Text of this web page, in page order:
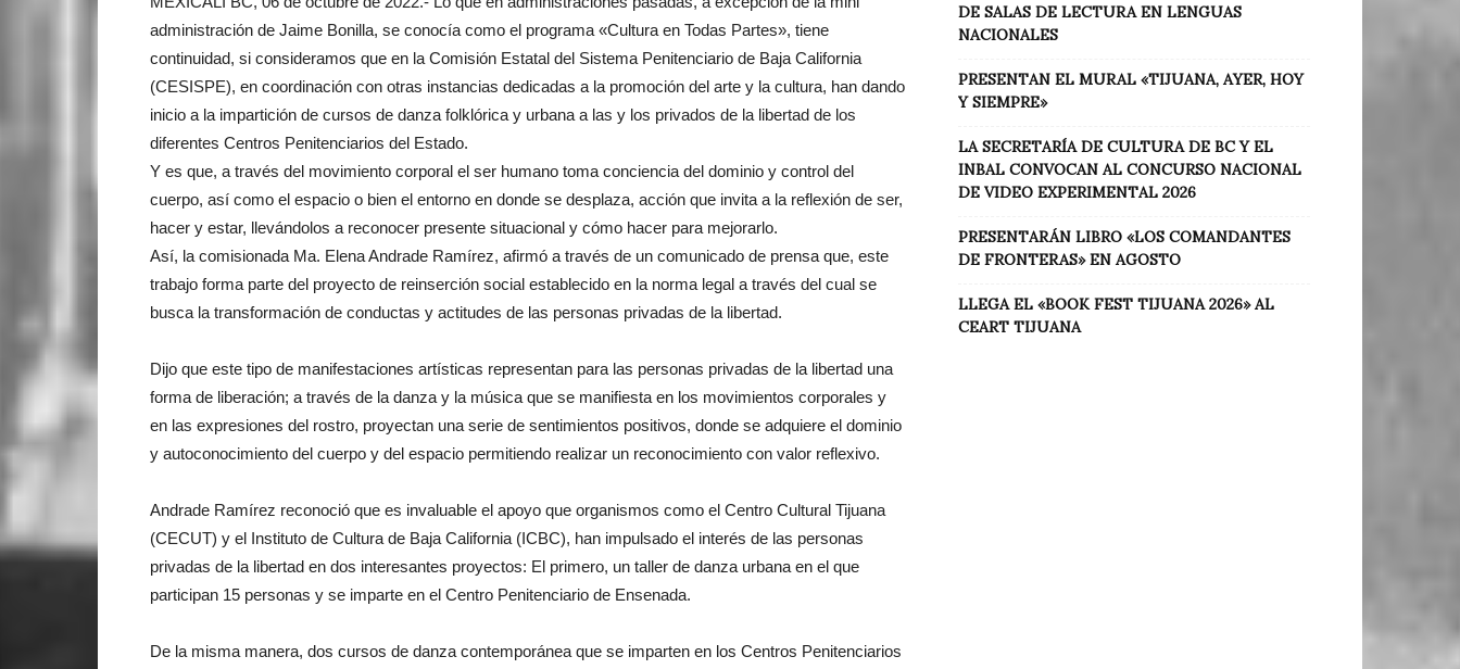
administración de Jaime Bonilla, se conocía como el programa «Cultura en Todas Partes», tiene
continuidad, si consideramos que en la Comisión Estatal del Sistema Penitenciario de Baja California
(CESISPE), en coordinación con otras instancias dedicadas a la promoción del arte y la cultura, han dando
inicio a la impartición de cursos de danza folklórica y urbana a las y los privados de la libertad de los
diferentes Centros Penitenciarios del Estado.
Y es que, a través del movimiento corporal el ser humano toma conciencia del dominio y control del
cuerpo, así como el espacio o bien el entorno en donde se desplaza, acción que invita a la reflexión de ser,
hacer y estar, llevándolos a reconocer presente situacional y cómo hacer para mejorarlo.
Así, la comisionada Ma. Elena Andrade Ramírez, afirmó a través de un comunicado de prensa que, este
trabajo forma parte del proyecto de reinserción social establecido en la norma legal a través del cual se
busca la transformación de conductas y actitudes de las personas privadas de la libertad.
Dijo que este tipo de manifestaciones artísticas representan para las personas privadas de la libertad una
forma de liberación; a través de la danza y la música que se manifiesta en los movimientos corporales y
en las expresiones del rostro, proyectan una serie de sentimientos positivos, donde se adquiere el dominio
y autoconocimiento del cuerpo y del espacio permitiendo realizar un reconocimiento con valor reflexivo.
Andrade Ramírez reconoció que es invaluable el apoyo que organismos como el Centro Cultural Tijuana
(CECUT) y el Instituto de Cultura de Baja California (ICBC), han impulsado el interés de las personas
privadas de la libertad en dos interesantes proyectos: El primero, un taller de danza urbana en el que
participan 15 personas y se imparte en el Centro Penitenciario de Ensenada.
De la misma manera, dos cursos de danza contemporánea que se imparten en los Centros Penitenciarios
DE SALAS DE LECTURA EN LENGUAS
NACIONALES
PRESENTAN EL MURAL «TIJUANA, AYER, HOY
Y SIEMPRE»
LA SECRETARÍA DE CULTURA DE BC Y EL
INBAL CONVOCAN AL CONCURSO NACIONAL
DE VIDEO EXPERIMENTAL 2026
PRESENTARÁN LIBRO «LOS COMANDANTES
DE FRONTERAS» EN AGOSTO
LLEGA EL «BOOK FEST TIJUANA 2026» AL
CEART TIJUANA